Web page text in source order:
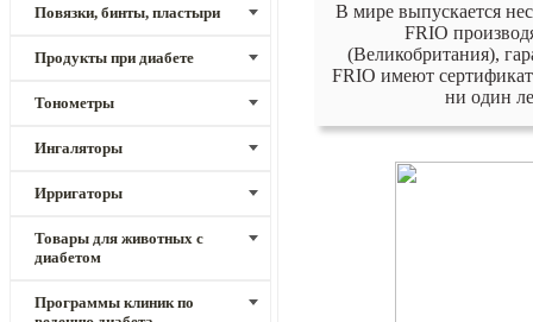
Повязки, бинты, пластыри
Продукты при диабете
Тонометры
Ингаляторы
Ирригаторы
Товары для животных с
диабетом
Программы клиник по
В мире выпускается
FRIO
(Великобритания),
FRIO имеют
ни один